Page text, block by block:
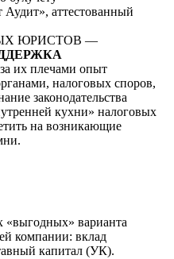
аттестованный
ЮРИСТОВ —
их плечами опыт
налоговых споров,
законодательства
кухни» налоговых
на возникающие
варианта
компании: вклад
капитал (УК).